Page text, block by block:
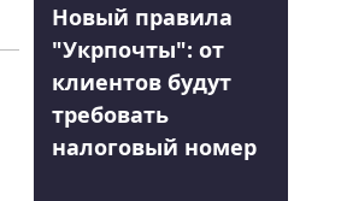
Новый правила
"Укрпочты": от
клиентов будут
требовать
налоговый номер